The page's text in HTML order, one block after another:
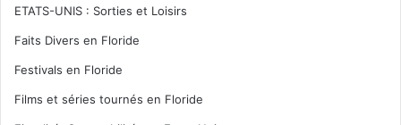
ETATS-UNIS : Sorties et Loisirs
Faits Divers en Floride
Festivals en Floride
Films et séries tournés en Floride